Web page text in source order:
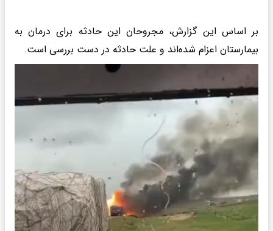
بر اساس این گزارش، مجروحان این حادثه برای درمان به
بیمارستان اعزام شده‌اند و علت حادثه در دست بررسی است.